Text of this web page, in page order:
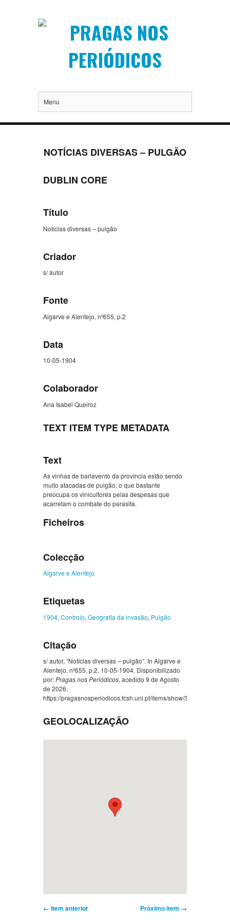
Menu
NOTÍCIAS DIVERSAS – PULGÃO
DUBLIN CORE
Título
Notícias diversas – pulgão
Criador
s/ autor
Fonte
Algarve e Alentejo, nº655, p.2
Data
10-05-1904
Colaborador
Ana Isabel Queiroz
TEXT ITEM TYPE METADATA
Text
As vinhas de barlavento da província estão sendo
muito atacadas de pulgão, o que bastante
preocupa os vinicultores pelas despesas que
acarretam o combate do parasita.
Ficheiros
Colecção
Algarve e Alentejo
Etiquetas
1904, Controlo, Geografia da invasão, Pulgão
Citação
s/ autor, “Notícias diversas – pulgão”. In Algarve e
Alentejo, nº655, p.2, 10-05-1904. Disponibilizado
por:Pragas nos Periódicos, acedido 9 de Agosto
de 2026,
https://pragasnosperiodicos.fcsh.unl.pt/items/show/37
GEOLOCALIZAÇÃO
← Item anterior Próximo item →